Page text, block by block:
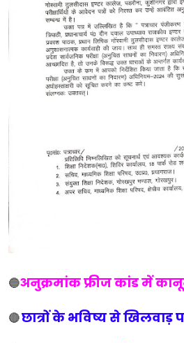
🔵अनुक्रमांक फ्रीज कांड में
🔴छात्रों के भविष्य से खिलवाड़